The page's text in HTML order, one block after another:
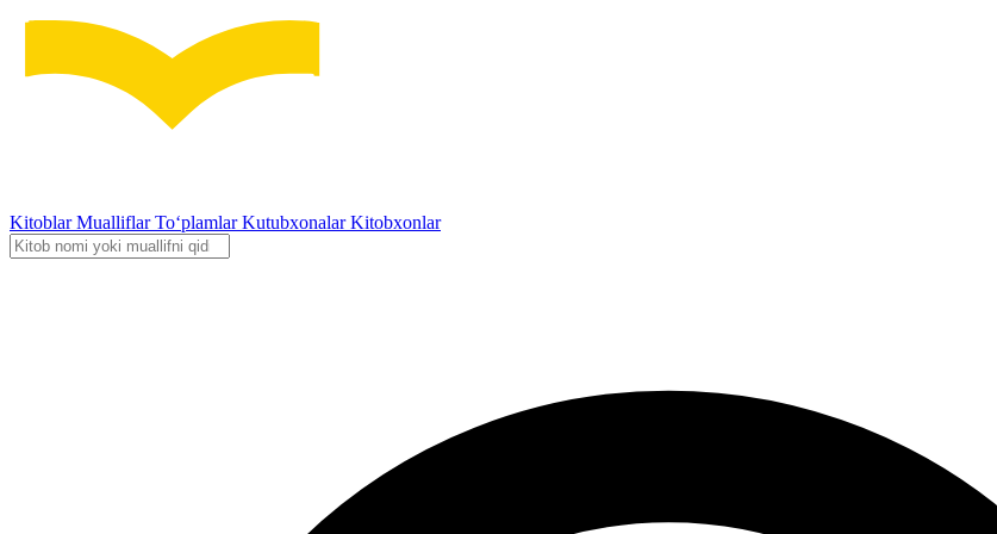
KitoblarMualliflarTo‘plamlarKutubxonalarKitobxonlar